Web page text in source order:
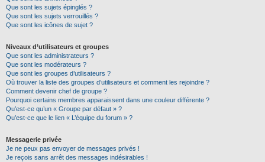
Que sont les sujets épinglés ?
Que sont les sujets verrouillés ?
Que sont les icônes de sujet ?
Niveaux d’utilisateurs et groupes
Que sont les administrateurs ?
Que sont les modérateurs ?
Que sont les groupes d’utilisateurs ?
Où trouver la liste des groupes d’utilisateurs et comment les rejoindre ?
Comment devenir chef de groupe ?
Pourquoi certains membres apparaissent dans une couleur différente ?
Qu’est-ce qu’un « Groupe par défaut » ?
Qu’est-ce que le lien « L’équipe du forum » ?
Messagerie privée
Je ne peux pas envoyer de messages privés !
Je reçois sans arrêt des messages indésirables !